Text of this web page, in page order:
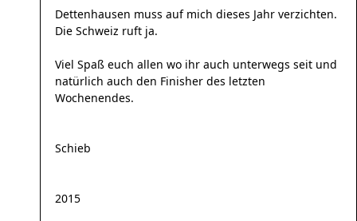
Dettenhausen muss auf mich dieses Jahr verzichten.
Die Schweiz ruft ja.
Viel Spaß euch allen wo ihr auch unterwegs seit und
natürlich auch den Finisher des letzten
Wochenendes.
Schieb
2015